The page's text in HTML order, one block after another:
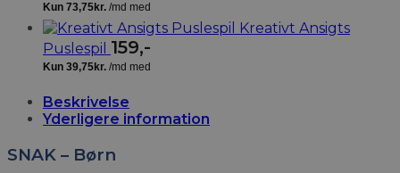
Kreativt Ansigts
Puslespil 159,-
Beskrivelse
Yderligere information
SNAK – Børn